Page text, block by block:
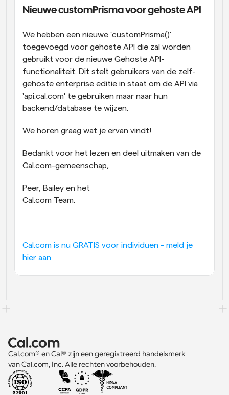
Nieuwe customPrisma voor gehoste API
We hebben een nieuwe 'customPrisma()'
toegevoegd voor gehoste API die zal worden
gebruikt voor de nieuwe Gehoste API-
functionaliteit. Dit stelt gebruikers van de zelf-
gehoste enterprise editie in staat om de API via
'api.cal.com' te gebruiken maar naar hun
backend/database te wijzen.
We horen graag wat je ervan vindt!
Bedankt voor het lezen en deel uitmaken van de
Cal.com-gemeenschap,
Peer, Bailey en het
Cal.com Team.
Cal.com is nu GRATIS voor individuen - meld je
hier aan
Cal.com® en Cal® zijn een geregistreerd handelsmerk
van Cal.com, Inc. Alle rechten voorbehouden.